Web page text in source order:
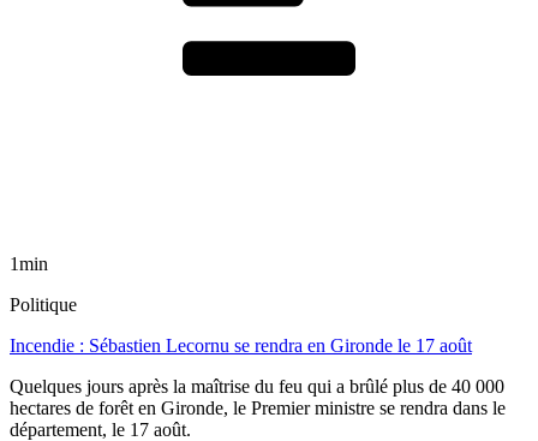
1min
Politique
Incendie : Sébastien Lecornu se rendra en Gironde le 17 août
Quelques jours après la maîtrise du feu qui a brûlé plus de 40 000
hectares de forêt en Gironde, le Premier ministre se rendra dans le
département, le 17 août.